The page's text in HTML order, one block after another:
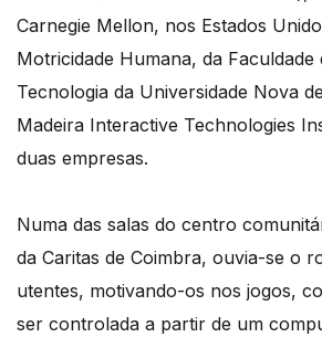
Carnegie Mellon, nos Estados
Motricidade Humana, da Faculdade
Tecnologia da Universidade Nova
Madeira Interactive Technologies
duas empresas.
Numa das salas do centro
da Caritas de Coimbra, ouvia-se o
utentes, motivando-os nos jogos,
ser controlada a partir de um